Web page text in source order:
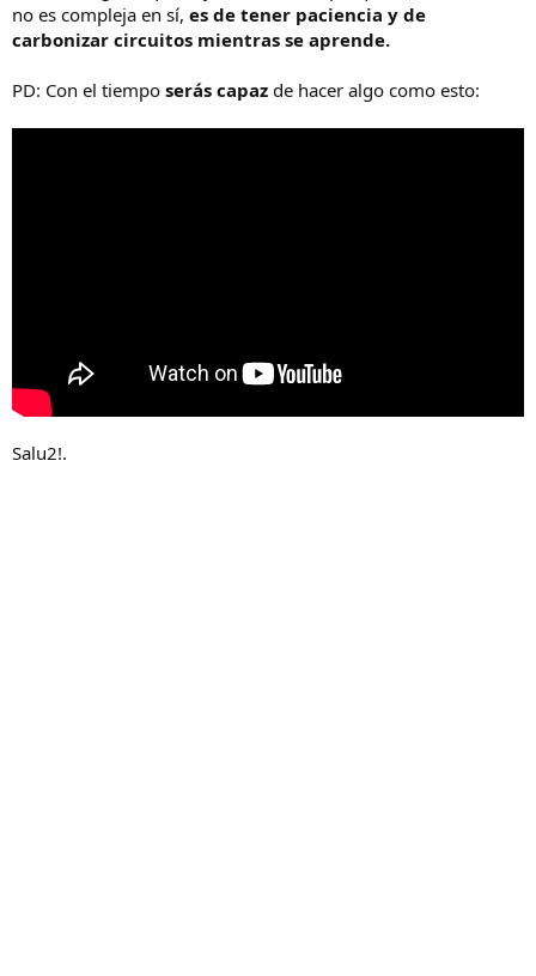
no es compleja en sí, es de tener paciencia y de
carbonizar circuitos mientras se aprende.
PD: Con el tiempo serás capaz de hacer algo como esto:
Salu2!.